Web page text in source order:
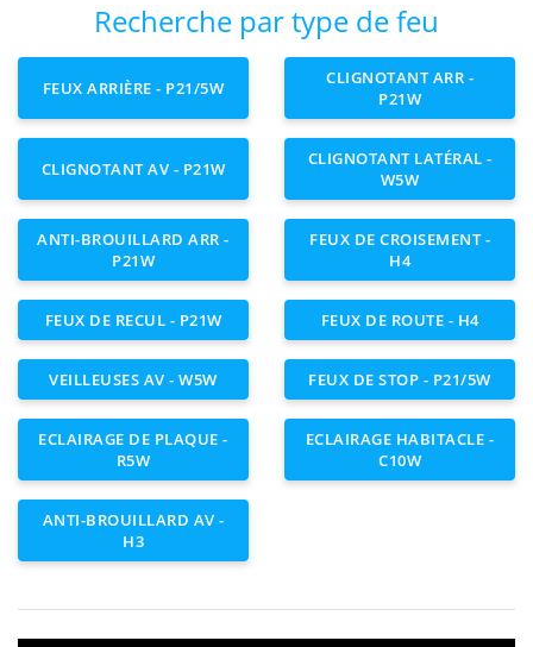
Recherche par type de feu
FEUX ARRIÈRE - P21/5W
CLIGNOTANT ARR -
P21W
CLIGNOTANT AV - P21W
CLIGNOTANT LATÉRAL -
W5W
ANTI-BROUILLARD ARR -
P21W
FEUX DE CROISEMENT -
H4
FEUX DE RECUL - P21W FEUX DE ROUTE - H4
VEILLEUSES AV - W5W FEUX DE STOP - P21/5W
ECLAIRAGE DE PLAQUE -
R5W
ECLAIRAGE HABITACLE -
C10W
ANTI-BROUILLARD AV -
H3